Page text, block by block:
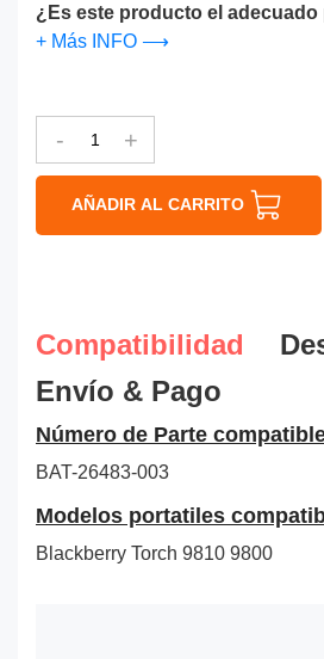
¿Es este producto el adecuado
+ Más INFO ⟶
- +
AÑADIR AL CARRITO
Compatibilidad
Envío & Pago
Número de Parte
BAT-26483-003
Modelos portatiles
Blackberry Torch 9810 9800